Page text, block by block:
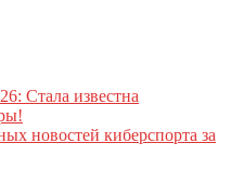
Стала известна
новостей киберспорта за